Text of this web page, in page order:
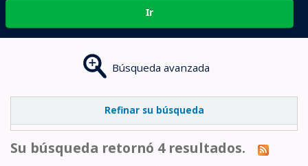
Ir
Búsqueda avanzada
Refinar su búsqueda
Su búsqueda retornó 4 resultados.